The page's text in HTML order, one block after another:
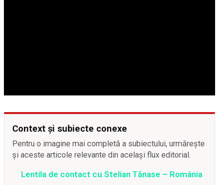
Context și subiecte conexe
Pentru o imagine mai completă a subiectului, urmărește
și aceste articole relevante din același flux editorial.
Lentila de contact cu Stelian Tănase – România